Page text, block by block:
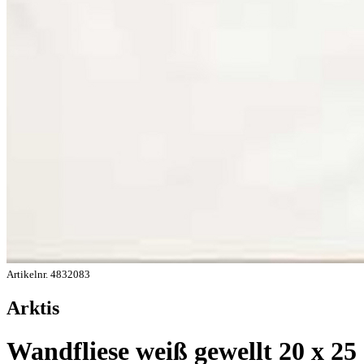
Artikelnr. 4832083
Arktis
Wandfliese weiß gewellt 20 x 25